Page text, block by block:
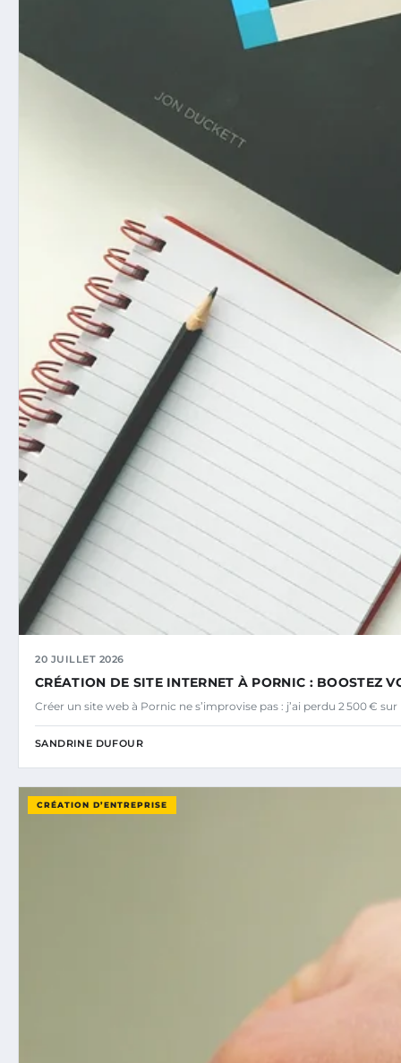
20 JUILLET 2026
CRÉATION DE SITE INTERNET À PORNIC : BOOSTEZ
Créer un site web à Pornic ne s’improvise pas : j’ai perdu 2 500 €
SANDRINE DUFOUR
CRÉATION D’ENTREPRISE